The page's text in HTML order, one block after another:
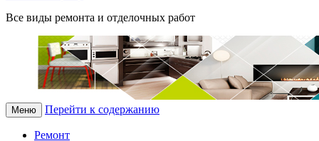
Все виды ремонта и отделочных работ
Меню Перейти к содержанию
Ремонт